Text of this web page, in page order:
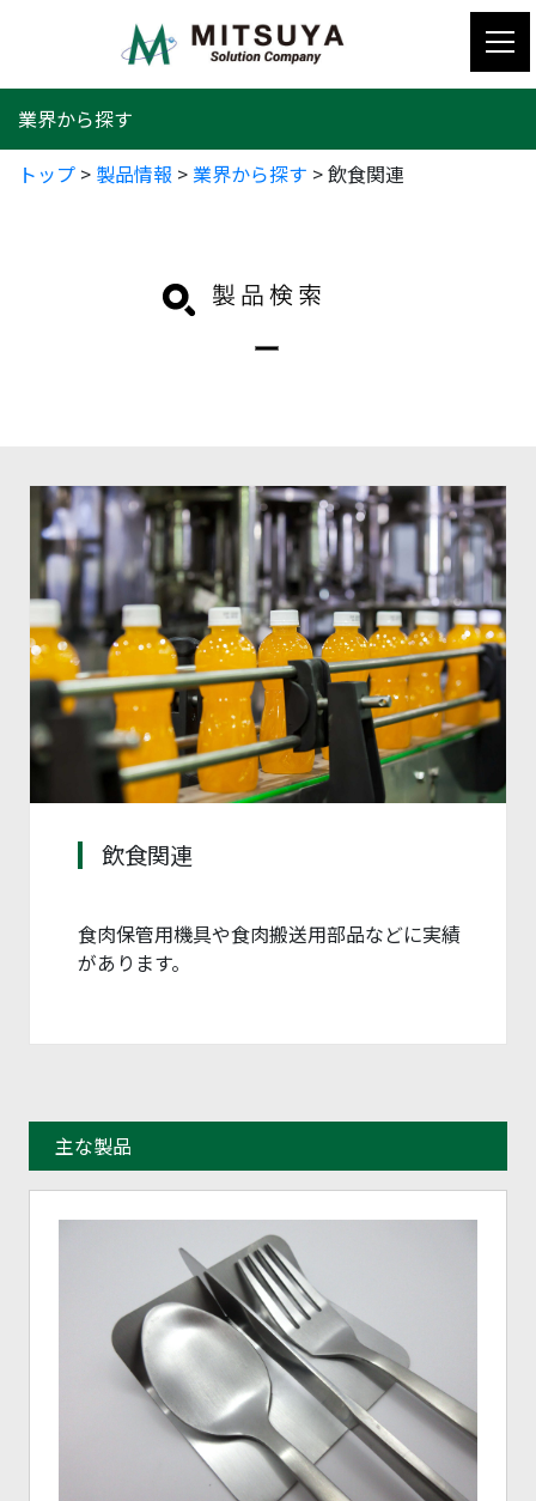
へ
業界から探す
トップ > 製品情報 >業界から探す >飲食関連
飲食関連
食肉保管用機具や食肉搬送用部品などに実績
があります。
主な製品